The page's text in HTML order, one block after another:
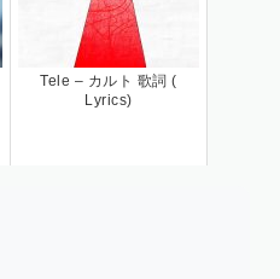
Tele – カルト 歌詞 (
Lyrics)